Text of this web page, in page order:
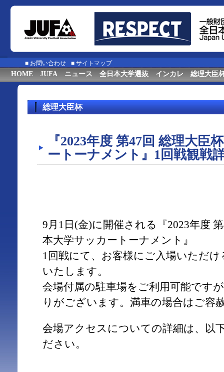
■ お問い合わせ ■ サイトマップ
HOME JUFA ニュース 全日本大学選抜 インカレ 総理大臣
総理大臣杯
『2023年度 第47回 総理大臣
ートーナメント』1回戦観戦
9月1日(金)に開催される『2023年度
本大学サッカートーナメント』
1回戦にて、お客様にご入場いただ
いたします。
会場付属の駐車場をご利用可能です
りがございます。満車の場合はご容
会場アクセスについての詳細は、以
ださい。